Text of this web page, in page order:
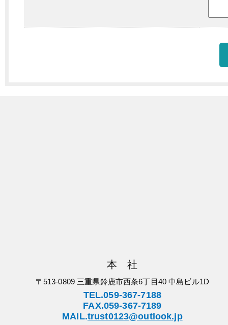
本 社
〒513-0809 三重県鈴鹿市西条6丁目40 中島ビル1D
TEL.059-367-7188
FAX.059-367-7189
MAIL.trust0123@outlook.jp